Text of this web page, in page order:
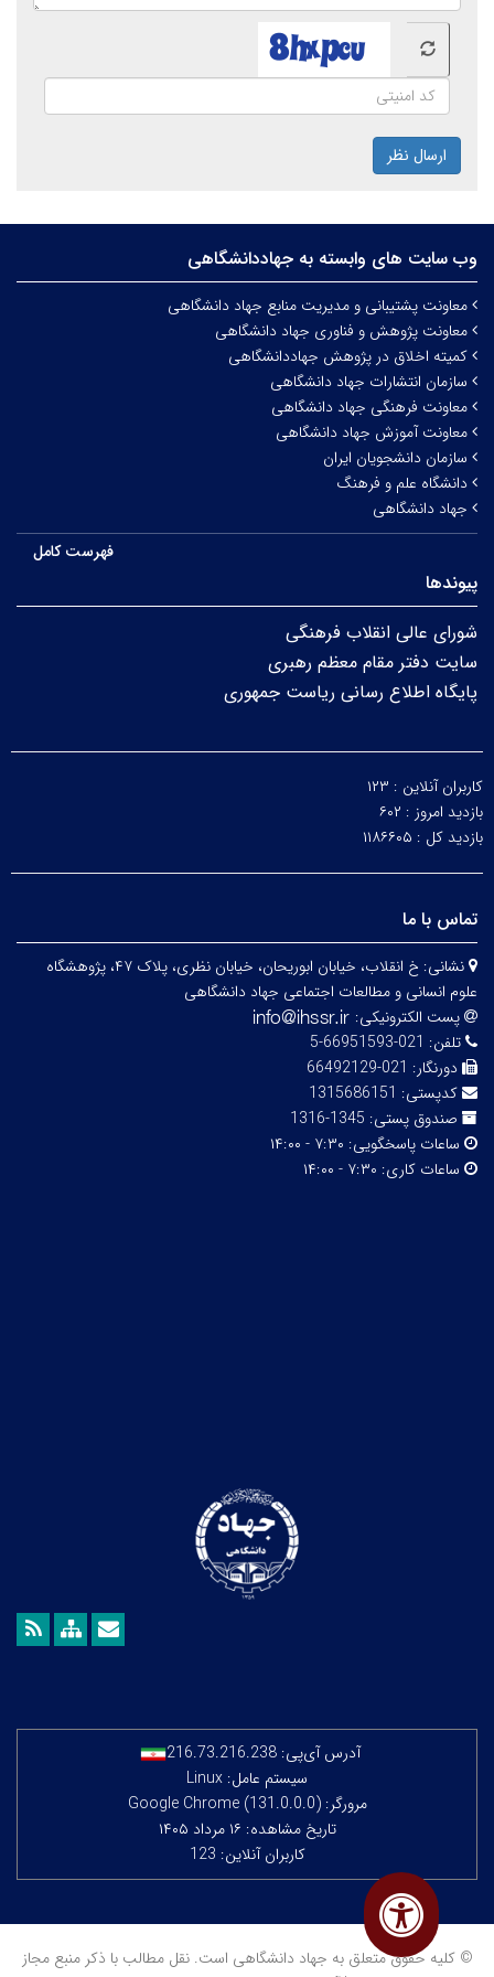
ارسال نظر
وب سایت های وابسته به جهاددانشگاهی
معاونت پشتیبانی و مدیریت منابع جهاد دانشگاهی
معاونت پژوهش و فناوری جهاد دانشگاهی
کمیته اخلاق در پژوهش جهاددانشگاهی
سازمان انتشارات جهاد دانشگاهی
معاونت فرهنگی جهاد دانشگاهی
معاونت آموزش جهاد دانشگاهی
سازمان دانشجویان ایران
دانشگاه علم و فرهنگ
جهاد دانشگاهی
فهرست کامل
پیوندها
شورای عالی انقلاب فرهنگی
سایت دفتر مقام معظم رهبری
پایگاه اطلاع رسانی ریاست جمهوری
کاربران آنلاین : ۱۲۳
بازدید امروز : ۶۰۲
بازدید کل : ۱۱۸۶۶۰۵
تماس با ما
نشانی:
خ انقلاب، خیابان ابوریحان، خیابان نظری، پلاک ۴۷، پژوهشگاه
علوم انسانی و مطالعات اجتماعی جهاد دانشگاهی
پست الکترونیکی:
تلفن: 021-66951593-5
دورنگار: 021-66492129
کدپستی: 1315686151
صندوق پستی: 1345-1316
ساعات پاسخگویی: ۷:۳۰ - ۱۴:۰۰
ساعات کاری: ۷:۳۰ - ۱۴:۰۰
آدرس آی‌پی: 216.73.216.238
سیستم عامل: Linux
مرورگر: Google Chrome (131.0.0.0)
تاریخ مشاهده: ۱۶ مرداد ۱۴۰۵
کاربران آنلاین: 123
© کلیه حقوق متعلق به جهاد دانشگاهی است. نقل مطالب با ذکر منبع مجاز